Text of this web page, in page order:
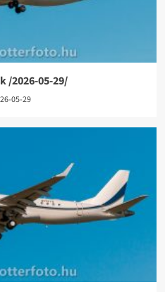
/2026-05-29/
05-29